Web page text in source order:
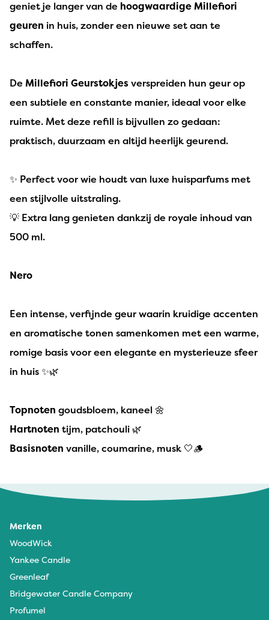
geniet je langer van de hoogwaardige Millefiori
geuren in huis, zonder een nieuwe set aan te
schaffen.
De Millefiori Geurstokjesverspreiden hun geur op
een subtiele en constante manier, ideaal voor elke
ruimte. Met deze refill is bijvullen zo gedaan:
praktisch, duurzaam en altijd heerlijk geurend.
✨ Perfect voor wie houdt van luxe huisparfums met
een stijlvolle uitstraling.
💡 Extra lang genieten dankzij de royale inhoud van
500 ml.
Nero
Een intense, verfijnde geur waarin kruidige accenten
en aromatische tonen samenkomen met een warme,
romige basis voor een elegante en mysterieuze sfeer
in huis ✨🌿
Topnoten goudsbloem, kaneel 🌼
Hartnoten tijm, patchouli 🌿
Basisnoten vanille, coumarine, musk 🤍🪵
Merken
WoodWick
Yankee Candle
Greenleaf
Bridgewater Candle Company
Profumel